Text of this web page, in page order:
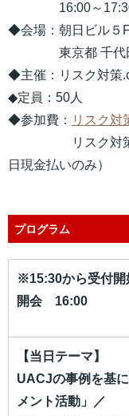
16:00～17:30
◆会場：朝日ビル
東京都 千代田区
◆主催：リスク対策
◆定員：50人
◆参加費： リスク対
リスク対策
日現金払いのみ）
プログラム
※15:30から受付開
開会 16:00
【当日テーマ】
UACJの事例を基
メント活動」／